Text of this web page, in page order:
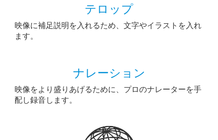
テロップ
映像に補足説明を入れるため、文字やイラストを入れ
ます。
ナレーション
映像をより盛りあげるために、プロのナレーターを手
配し録音します。